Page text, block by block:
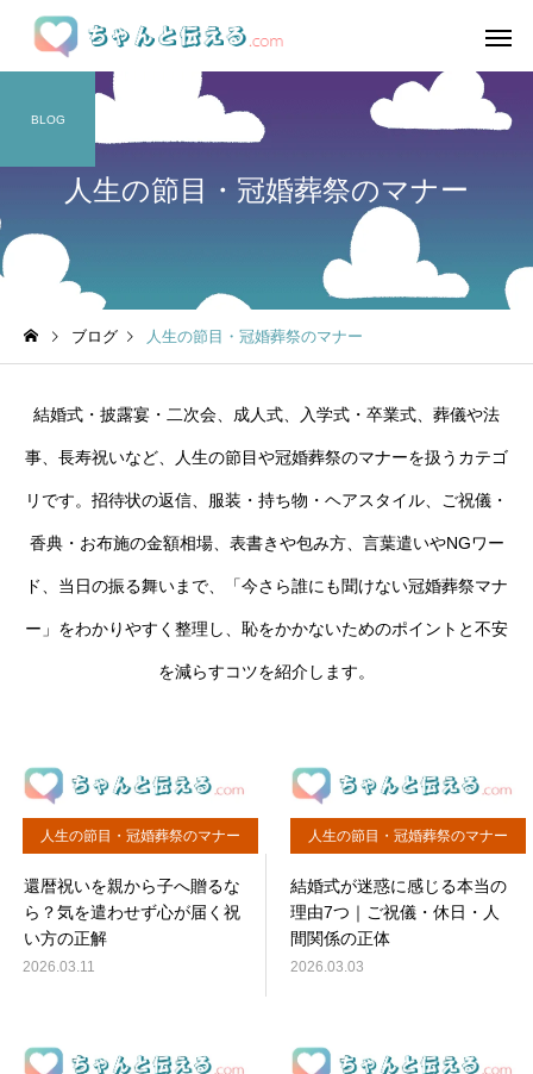
人生の節目・冠婚葬祭のマナー
BLOG
ブログ 人生の節目・冠婚葬祭のマナー
結婚式・披露宴・二次会、成人式、入学式・卒業式、葬儀や法
事、長寿祝いなど、人生の節目や冠婚葬祭のマナーを扱うカテゴ
リです。招待状の返信、服装・持ち物・ヘアスタイル、ご祝儀・
香典・お布施の金額相場、表書きや包み方、言葉遣いやNGワー
ド、当日の振る舞いまで、「今さら誰にも聞けない冠婚葬祭マナ
ー」をわかりやすく整理し、恥をかかないためのポイントと不安
を減らすコツを紹介します。
人生の節目・冠婚葬祭のマナー
還暦祝いを親から子へ贈るな
ら？気を遣わせず心が届く祝
い方の正解
2026.03.11
人生の節目・冠婚葬祭のマナー
結婚式が迷惑に感じる本当の
理由7つ｜ご祝儀・休日・人
間関係の正体
2026.03.03